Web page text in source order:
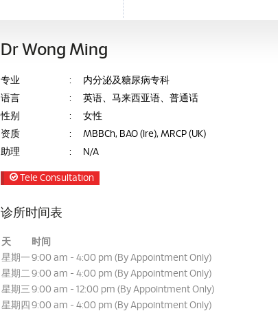
Dr Wong Ming
专业 :
内分泌及糖尿病专科
语言
:
英语、马来西亚语、普通话
性别
:
女性
资质
:
MBBCh, BAO (Ire), MRCP (UK)
助理
: N/A
Tele Consultation
诊所时间表
天
时间
星期一 9:00 am - 4:00 pm (By Appointment Only)
星期二 9:00 am - 4:00 pm (By Appointment Only)
星期三 9:00 am - 12:00 pm (By Appointment Only)
星期四 9:00 am - 4:00 pm (By Appointment Only)